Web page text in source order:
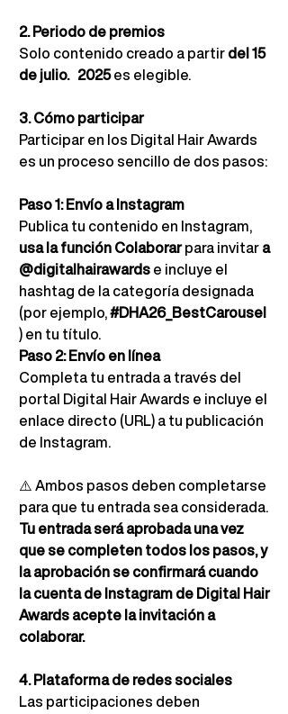
2. Periodo de premios
Solo contenido creado a partirdel 15
de julio. 2025es elegible.
3. Cómo participar
Participar en los Digital Hair Awards
es un proceso sencillo de dos pasos:
Paso 1: Envío a Instagram
Publica tu contenido en Instagram,
usa la función Colaborarpara invitara
@digitalhairawardse incluye el
hashtag de la categoría designada
(por ejemplo,#DHA26_BestCarousel
) en tu título.
Paso 2: Envío en línea
Completa tu entrada a través del
portal Digital Hair Awards e incluye el
enlace directo (URL) a tu publicación
de Instagram.
⚠️Ambos pasos deben completarse
para que tu entrada sea considerada.
Tu entrada será aprobada una vez
que se completen todos los pasos, y
la aprobación se confirmará cuando
la cuenta de Instagram de Digital Hair
Awards acepte la invitación a
colaborar.
4. Plataforma de redes sociales
Las participaciones deben